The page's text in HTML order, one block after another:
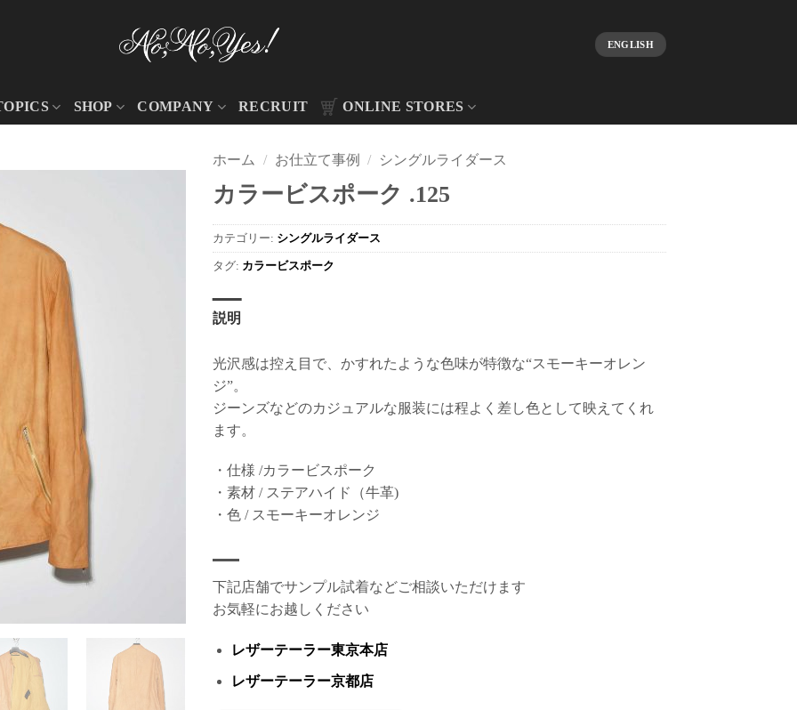
ENGLISH
SHOP COMPANY RECRUIT ONLINE STORES
ホーム / お仕立て事例 / シングルライダース
カラービスポーク .125
カテゴリー: シングルライダース
タグ: カラービスポーク
説明
光沢感は控え目で、かすれたような色味が特徴な“スモーキーオレン
ジ”。
ジーンズなどのカジュアルな服装には程よく差し色として映えてくれ
ます。
・仕様 /カラービスポーク
・素材 / ステアハイド（牛革)
・色 / スモーキーオレンジ
下記店舗でサンプル試着などご相談いただけます
お気軽にお越しください
レザーテーラー東京本店
レザーテーラー京都店